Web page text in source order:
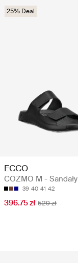
25% Deal
ECCO
COZMO M - Sandały
39 40 41 42
396.75 zł 529 zł